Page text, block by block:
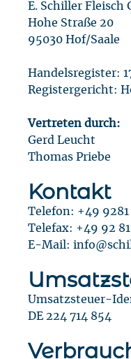
E. Schiller Fleisch
Hohe Straße 20
95030 Hof/Saale
Handelsregister:
Registergericht:
Vertreten durch:
Gerd Leucht
Thomas Priebe
Kontakt
Telefon: +49
Telefax: +49 92
E-Mail:
Umsatzsteuer-
DE 224 714 854